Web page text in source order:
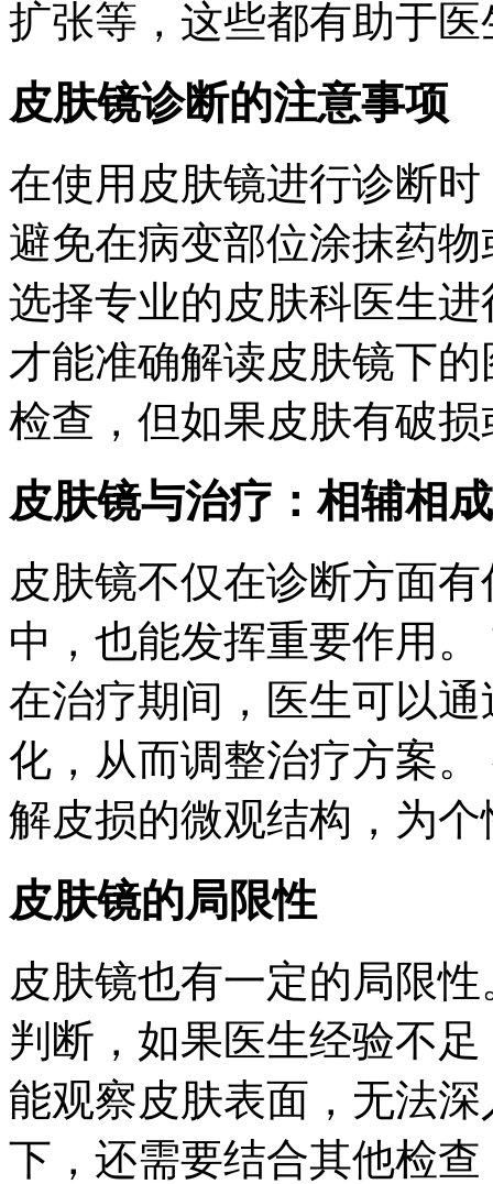
扩张等，这些都有助于
皮肤镜诊断的注意事项
在使用皮肤镜进行诊断
避免在病变部位涂抹药
选择专业的皮肤科医生
才能准确解读皮肤镜下
检查，但如果皮肤有破
皮肤镜与治疗：相辅相成
皮肤镜不仅在诊断方面
中，也能发挥重要作用
在治疗期间，医生可以
化，从而调整治疗方案
解皮损的微观结构，为
皮肤镜的局限性
皮肤镜也有一定的局限
判断，如果医生经验不
能观察皮肤表面，无法
下，还需要结合其他检